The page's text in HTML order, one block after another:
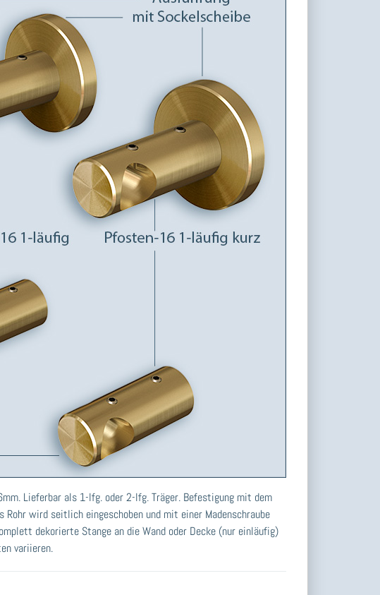
Lieferbar als 1-lfg. oder 2-lfg. Träger. Befestigung mit dem
wird seitlich eingeschoben und mit einer Madenschraube
dekorierte Stange an die Wand oder Decke (nur einläufig)
variieren.